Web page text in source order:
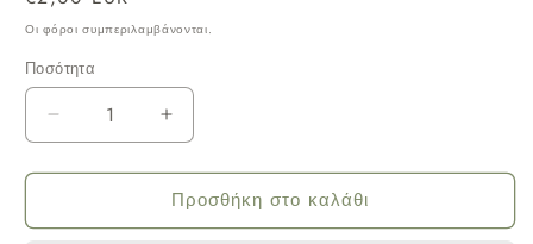
τιμή
Οι φόροι συμπεριλαμβάνονται.
Ποσότητα
Μείωση
Κάκτος
Αύξηση
για
Κάκτος
Προσθήκη στο καλάθι